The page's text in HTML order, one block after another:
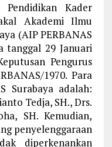
Pendidikan Kader
Akademi Ilmu
(AIP PERBANAS
tanggal 29 Januari
Pengurus
1970. Para
Surabaya adalah:
Tedja, SH., Drs.
SH. Kemudian,
penyelenggaraan
diperkenankan